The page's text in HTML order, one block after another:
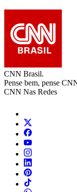
CNN Brasil.
Pense bem, pense
CNN Nas Redes